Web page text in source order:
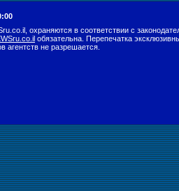
охраняются в соответствии с
обязательна. Перепечатка
агентств не разрешается.